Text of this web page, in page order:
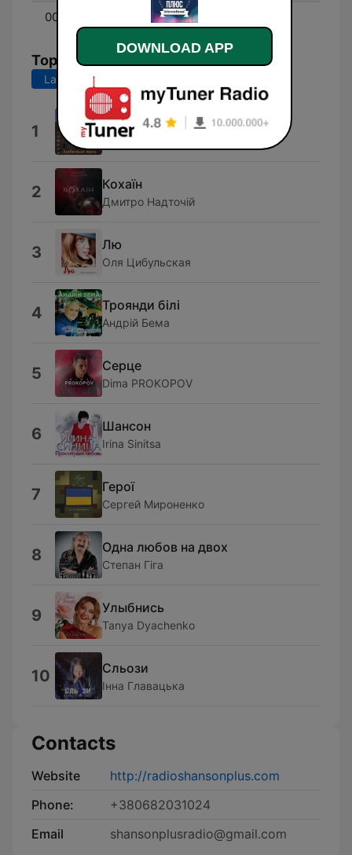
00:00 - 00:00 Music non stop
Top Songs
Last 7 days
1 Радио Шансон
Игорь Душкин
2 Кохаїн
Дмитро Надточій
3 Лю
Оля Цибульская
4 Троянди білі
Андрій Бема
5 Серце
Dima PROKOPOV
6 Шансон
Irina Sinitsa
7 Герої
Сергей Мироненко
8 Одна любов на двох
Степан Гіга
9 Улыбнись
Tanya Dyachenko
10 Сльози
Інна Главацька
Contacts
Website
http://radioshansonplus.com
Phone:
+380682031024
Email
shansonplusradio@gmail.com
DOWNLOAD APP